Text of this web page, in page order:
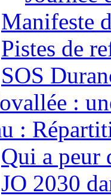
Manifeste
Pistes de
SOS
:
:
Qui a peur
JO 2030